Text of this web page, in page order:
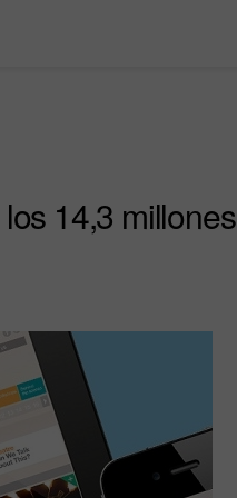
14,3 millones